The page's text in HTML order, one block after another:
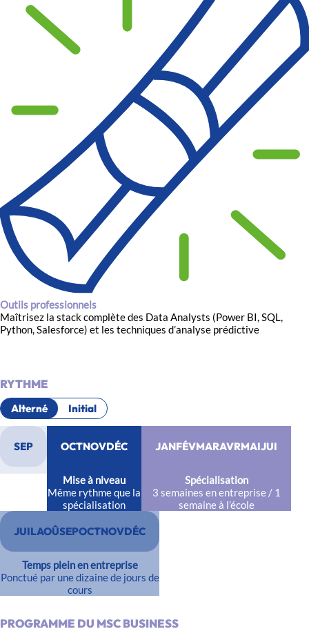
Outils professionnels
Maîtrisez la stack complète des Data Analysts (Power BI, SQL,
Python, Salesforce) et les techniques d’analyse prédictive
RYTHME
Alterné Initial
SEP OCTNOVDÉC
Mise à niveau
Même rythme que la
spécialisation
JANFÉVMARAVRMAIJUI
Spécialisation
3 semaines en entreprise / 1
semaine à l’école
JUILAOÛSEPOCTNOVDÉC
Temps plein en entreprise
Ponctué par une dizaine de jours de
cours
PROGRAMME DU MSC BUSINESS